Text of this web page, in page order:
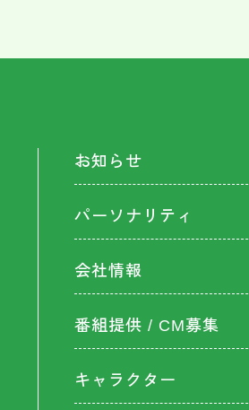
お知らせ
パーソナリティ
会社情報
番組提供 / CM募集
キャラクター